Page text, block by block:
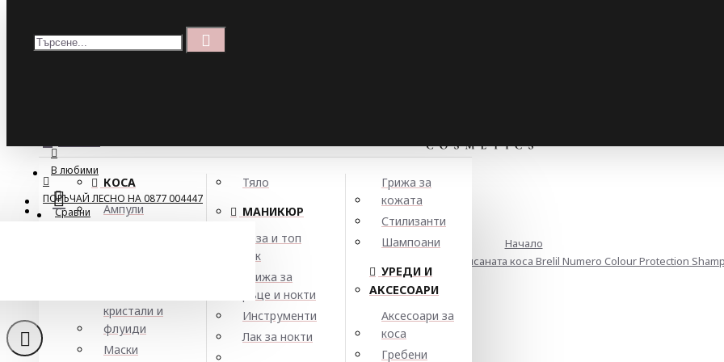
Кошница
В любими
Сравни
КОСА
Ампули
кристали и
флуиди
Маски
Тяло
МАНИКЮР
База и топ
лак
Грижа за
ръце и нокти
Инструменти
Лак за нокти
Грижа за
кожата
Стилизанти
Шампоани
УРЕДИ И
АКСЕСОАРИ
Аксесоари за
коса
Гребени
ПОРЪЧАЙ ЛЕСНО НА 0877 004447
Начало
Шампоан за защита цвета на боядисаната коса Brelil Numero Colour Protection